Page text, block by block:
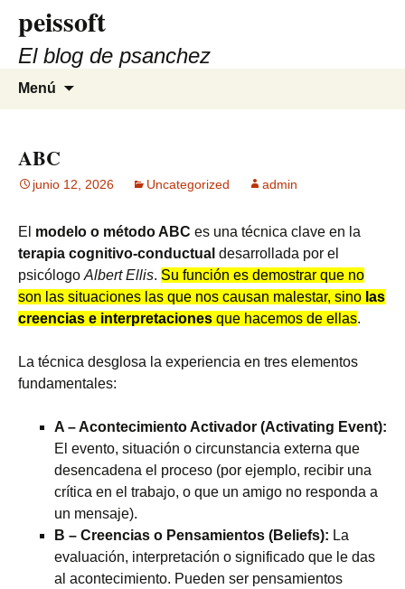
contenido
peissoft
El blog de psanchez
Menú
ABC
junio 12, 2026 Uncategorized admin
El modelo o método ABC es una técnica clave en la
terapia cognitivo-conductual desarrollada por el
psicólogo Albert Ellis. Su función es demostrar que no
son las situaciones las que nos causan malestar, sino las
creencias e interpretaciones que hacemos de ellas.
La técnica desglosa la experiencia en tres elementos
fundamentales:
A – Acontecimiento Activador (Activating Event):
El evento, situación o circunstancia externa que
desencadena el proceso (por ejemplo, recibir una
crítica en el trabajo, o que un amigo no responda a
un mensaje).
B – Creencias o Pensamientos (Beliefs): La
evaluación, interpretación o significado que le das
al acontecimiento. Pueden ser pensamientos